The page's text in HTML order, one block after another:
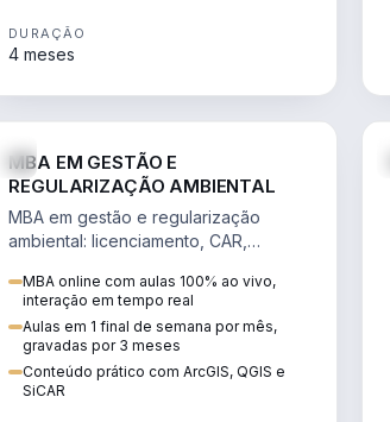
DURAÇÃO
4 meses
MBA EM GESTÃO E
REGULARIZAÇÃO AMBIENTAL
MBA em gestão e regularização
ambiental: licenciamento, CAR,
perícia ambiental com ArcGIS, QGIS e
SiCAR.
MBA online com aulas 100% ao vivo,
interação em tempo real
Aulas em 1 final de semana por mês,
gravadas por 3 meses
Conteúdo prático com ArcGIS, QGIS e
SiCAR